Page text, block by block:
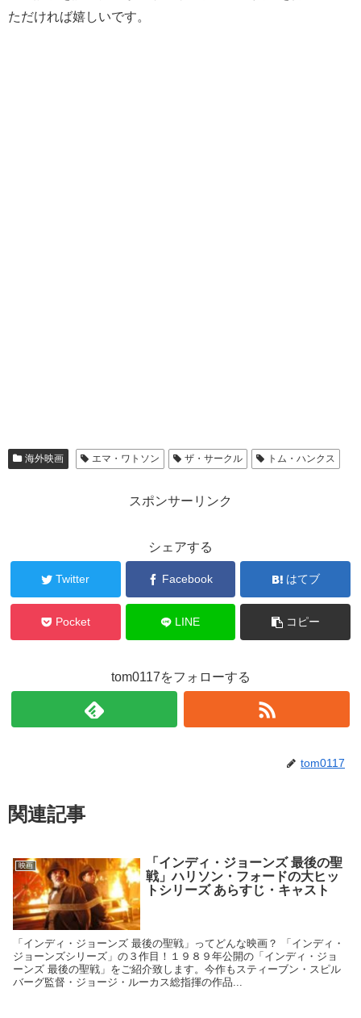
ただければ嬉しいです。
海外映画 エマ・ワトソン ザ・サークル トム・ハンクス
スポンサーリンク
シェアする
Twitter Facebook はてブ
Pocket LINE コピー
tom0117をフォローする
tom0117
関連記事
映画
「インディ・ジョーンズ 最後の聖
戦」ハリソン・フォードの大ヒッ
トシリーズ あらすじ・キャスト
「インディ・ジョーンズ 最後の聖戦」ってどんな映画？ 「インディ・
ジョーンズシリーズ」の３作目！１９８９年公開の「インディ・ジョ
ーンズ 最後の聖戦」をご紹介致します。今作もスティーブン・スピル
バーグ監督・ジョージ・ルーカス総指揮の作品...